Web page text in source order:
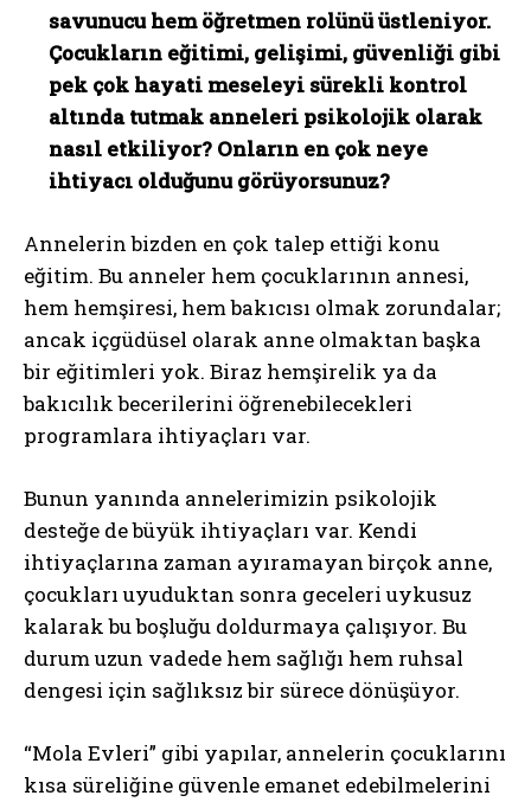
savunucu hem öğretmen rolünü üstleniyor.
Çocukların eğitimi, gelişimi, güvenliği gibi
pek çok hayati meseleyi sürekli kontrol
altında tutmak anneleri psikolojik olarak
nasıl etkiliyor? Onların en çok neye
ihtiyacı olduğunu görüyorsunuz?
Annelerin bizden en çok talep ettiği konu
eğitim. Bu anneler hem çocuklarının annesi,
hem hemşiresi, hem bakıcısı olmak zorundalar;
ancak içgüdüsel olarak anne olmaktan başka
bir eğitimleri yok. Biraz hemşirelik ya da
bakıcılık becerilerini öğrenebilecekleri
programlara ihtiyaçları var.
Bunun yanında annelerimizin psikolojik
desteğe de büyük ihtiyaçları var. Kendi
ihtiyaçlarına zaman ayıramayan birçok anne,
çocukları uyuduktan sonra geceleri uykusuz
kalarak bu boşluğu doldurmaya çalışıyor. Bu
durum uzun vadede hem sağlığı hem ruhsal
dengesi için sağlıksız bir sürece dönüşüyor.
“Mola Evleri” gibi yapılar, annelerin çocuklarını
kısa süreliğine güvenle emanet edebilmelerini